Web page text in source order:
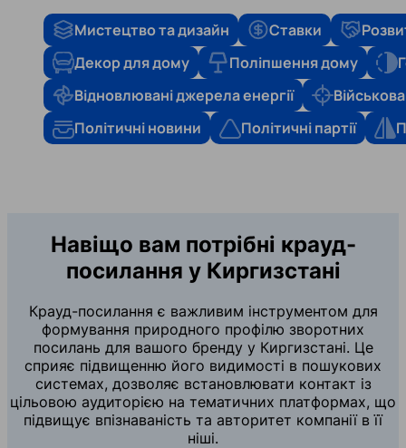
Мистецтво та дизайн Ставки
Декор для дому
Поліпшення дому
Відновлювані джерела енергії
Політичні новини
Політичні партії
Навіщо вам потрібні крауд-
посилання у Киргизстані
Крауд-посилання є важливим інструментом для
формування природного профілю зворотних
посилань для вашого бренду у Киргизстані. Це
сприяє підвищенню його видимості в пошукових
системах, дозволяє встановлювати контакт із
цільовою аудиторією на тематичних платформах, що
підвищує впізнаваність та авторитет компанії в її
ніші.